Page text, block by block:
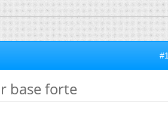
#1
base forte